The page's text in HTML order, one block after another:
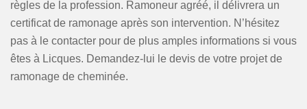
règles de la profession. Ramoneur agréé, il délivrera un
certificat de ramonage après son intervention. N’hésitez
pas à le contacter pour de plus amples informations si vous
êtes à Licques. Demandez-lui le devis de votre projet de
ramonage de cheminée.